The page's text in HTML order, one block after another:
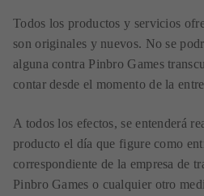
Todos los productos y servicios
son originales y nuevos. No se
alguna contra Pinbro Games
contar desde el momento de la
A todos los efectos, se entenderá
producto el día que figure como
correspondiente de la empresa de
Pinbro Games o cualquier otro